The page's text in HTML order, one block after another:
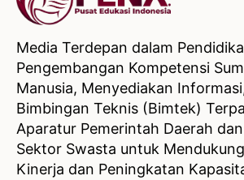
Media Terdepan dalam
Pengembangan Kompetensi
Manusia, Menyediakan
Bimbingan Teknis (Bimtek)
Aparatur Pemerintah Daerah
Sektor Swasta untuk
Kinerja dan Peningkatan